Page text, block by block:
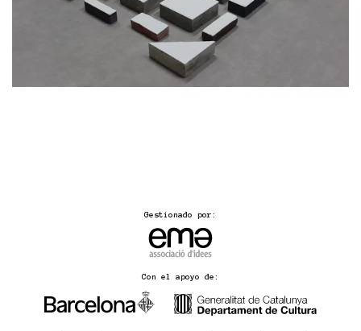
Gestionado por:
Con el apoyo de: